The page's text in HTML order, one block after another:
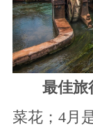
最佳旅
菜花；4月